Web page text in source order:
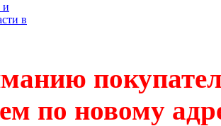
и
в
по новому